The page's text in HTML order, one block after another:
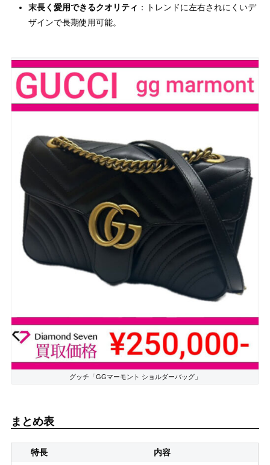
末長く愛用できるクオリティ ：トレンドに左右されにくいデ
ザインで長期使用可能。
グッチ「GGマーモント ショルダーバッグ」
まとめ表
特長
内容